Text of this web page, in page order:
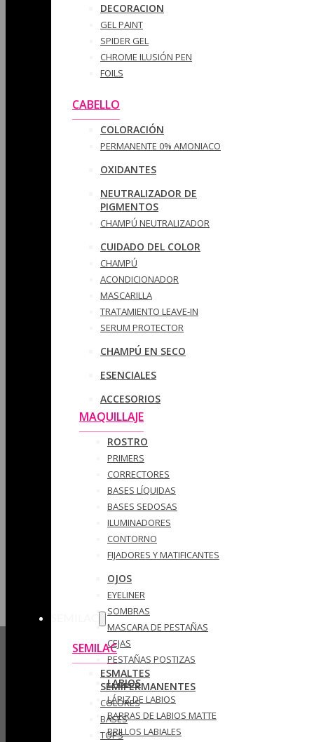
DECORACION
GEL PAINT
SPIDER GEL
CHROME ILUSIÓN PEN
FOILS
CABELLO
COLORACIÓN
PERMANENTE 0% AMONIACO
OXIDANTES
NEUTRALIZADOR DE
PIGMENTOS
CHAMPÚ NEUTRALIZADOR
CUIDADO DEL COLOR
CHAMPÚ
ACONDICIONADOR
MASCARILLA
TRATAMIENTO LEAVE-IN
SERUM PROTECTOR
CHAMPÚ EN SECO
ESENCIALES
ACCESORIOS
MAQUILLAJE
ROSTRO
PRIMERS
CORRECTORES
BASES LÍQUIDAS
BASES SEDOSAS
ILUMINADORES
CONTORNO
FIJADORES Y MATIFICANTES
OJOS
EYELINER
SOMBRAS
MASCARA DE PESTAÑAS
CEJAS
PESTAÑAS POSTIZAS
LABIOS
LÁPIZ DE LABIOS
BARRAS DE LABIOS MATTE
BRILLOS LABIALES
SEMILAC
ESMALTES
SEMIPERMANENTES
COLORES
BASES
TOPS